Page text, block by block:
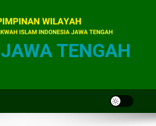
TENGAH